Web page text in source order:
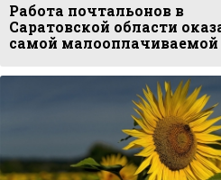
Работа почтальонов в
Саратовской области
самой малооплачиваемой